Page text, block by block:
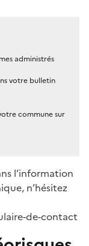
administrés
votre bulletin
commune sur
l’information
n’hésitez
de-contact